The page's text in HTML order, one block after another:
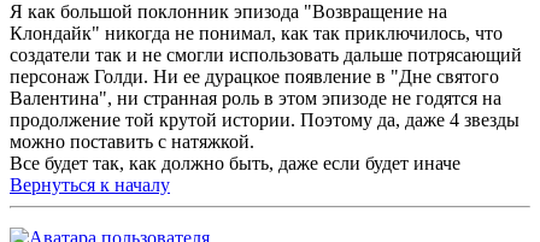
Я как большой поклонник эпизода "Возвращение на
Клондайк" никогда не понимал, как так приключилось, что
создатели так и не смогли использовать дальше потрясающий
персонаж Голди. Ни ее дурацкое появление в "Дне святого
Валентина", ни странная роль в этом эпизоде не годятся на
продолжение той крутой истории. Поэтому да, даже 4 звезды
можно поставить с натяжкой.
Все будет так, как должно быть, даже если будет иначе
Вернуться к началу